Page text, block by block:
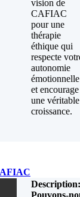
vision de
CAFIAC
pour une
thérapie
éthique qui
respecte
autonomie
émotionnelle
et encourage
une véritable
croissance.
Description:
Pouvons-